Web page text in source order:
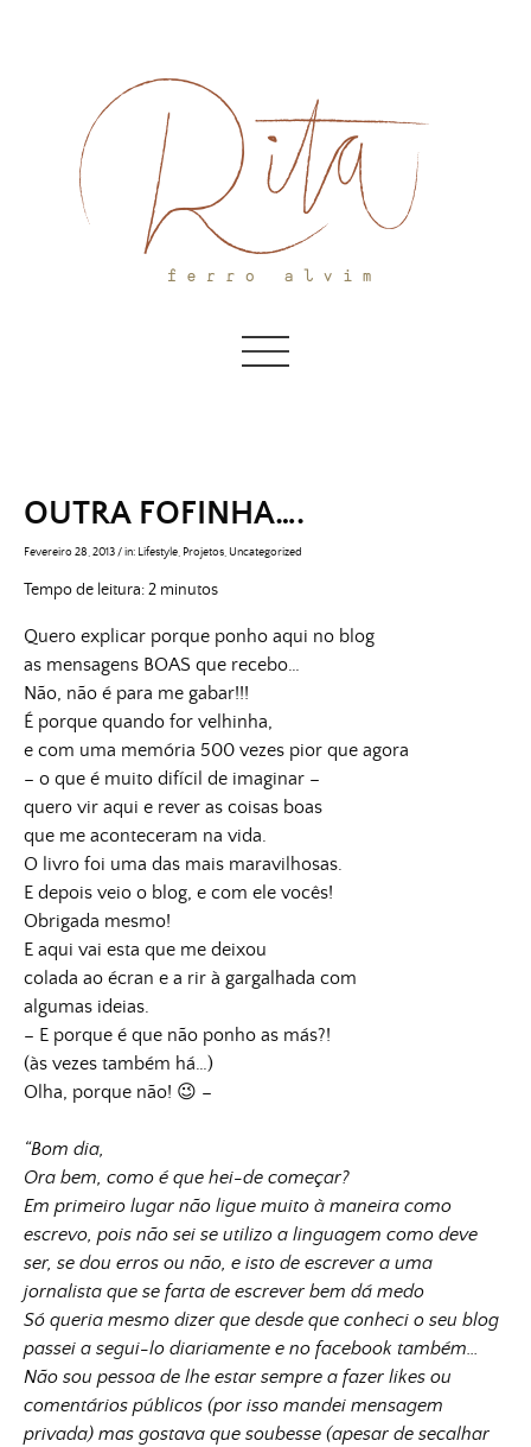
OUTRA FOFINHA….
Fevereiro 28, 2013/in: Lifestyle Projetos Uncategorized
Tempo de leitura:2 minutos
Quero explicar porque ponho aqui no blog
as mensagens BOAS que recebo…
Não, não é para me gabar!!!
É porque quando for velhinha,
e com uma memória 500 vezes pior que agora
– o que é muito difícil de imaginar –
quero vir aqui e rever as coisas boas
que me aconteceram na vida.
O livro foi uma das mais maravilhosas.
E depois veio o blog, e com ele vocês!
Obrigada mesmo!
E aqui vai esta que me deixou
colada ao écran e a rir à gargalhada com
algumas ideias.
– E porque é que não ponho as más?!
(às vezes também há…)
Olha, porque não! 😉 –
“Bom dia,
Ora bem, como é que hei-de começar?
Em primeiro lugar não ligue muito à maneira como
escrevo, pois não sei se utilizo a linguagem como deve
ser, se dou erros ou não, e isto de escrever a uma
jornalista que se farta de escrever bem dá medo
Só queria mesmo dizer que desde que conheci o seu blog
passei a segui-lo diariamente e no facebook também…
Não sou pessoa de lhe estar sempre a fazer likes ou
comentários públicos (por isso mandei mensagem
privada) mas gostava que soubesse (apesar de secalhar